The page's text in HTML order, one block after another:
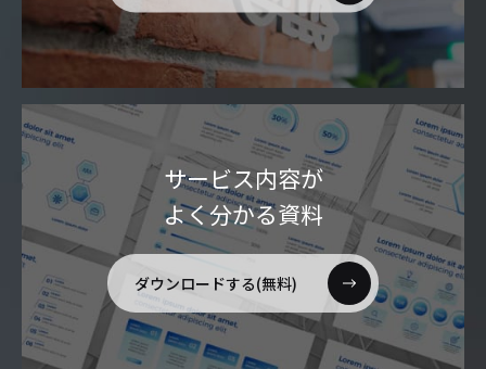
サービス内容が
よく分かる資料
ダウンロードする(無料)